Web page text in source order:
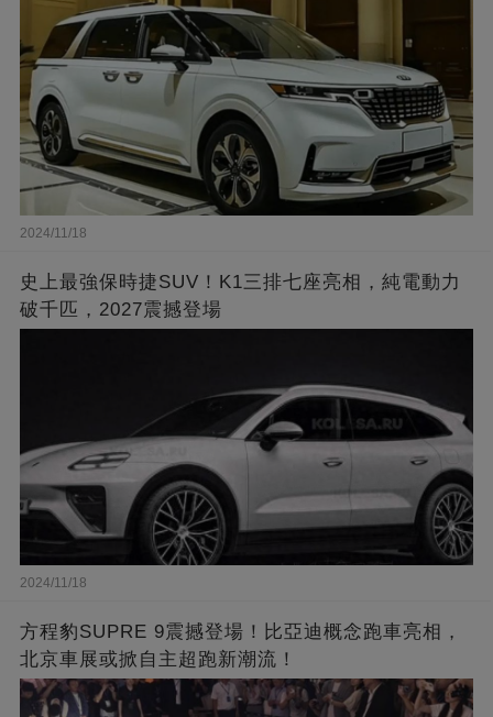
2024/11/18
史上最強保時捷SUV！K1三排七座亮相，純電動力
破千匹，2027震撼登場
2024/11/18
方程豹SUPRE 9震撼登場！比亞迪概念跑車亮相，
北京車展或掀自主超跑新潮流！